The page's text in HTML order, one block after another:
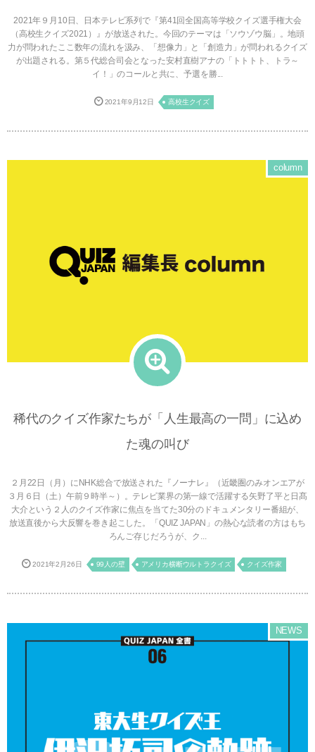
2021年９月10日、日本テレビ系列で『第41回全国高等学校クイズ選手権大会
（高校生クイズ2021）』が放送された。今回のテーマは「ソウゾウ脳」。地頭
力が問われたここ数年の流れを汲み、「想像力」と「創造力」が問われるクイズ
が出題される。第５代総合司会となった安村直樹アナの「トトトト、トラ～
イ！」のコールと共に、予選を勝...
2021年9月12日 高校生クイズ
稀代のクイズ作家たちが「人生最高の一問」に込め
た魂の叫び
２月22日（月）にNHK総合で放送された『ノーナレ』（近畿圏のみオンエアが
３月６日（土）午前９時半～）。テレビ業界の第一線で活躍する矢野了平と日髙
大介という２人のクイズ作家に焦点を当てた30分のドキュメンタリー番組が、
放送直後から大反響を巻き起こした。「QUIZ JAPAN」の熱心な読者の方はもち
ろんご存じだろうが、ク...
2021年2月26日
column
99人の壁 アメリカ横断ウルトラクイズ クイズ作家
NEWS